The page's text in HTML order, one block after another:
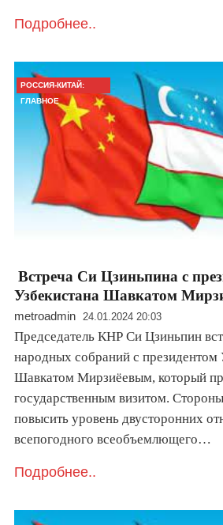
Подробнее..
РОССИЯ-КИТАЙ:
ГЛАВНОЕ
Встреча Си Цзиньпина с
Узбекистана Шавкатом
metroadmin 24.01.2024 20:03
Председатель КНР Си Цзиньпин
народных собраний с президентом
Шавкатом Мирзиёевым, который
государственным визитом.
повысить уровень двусторонних
всепогодного всеобъемлющего…
Подробнее..